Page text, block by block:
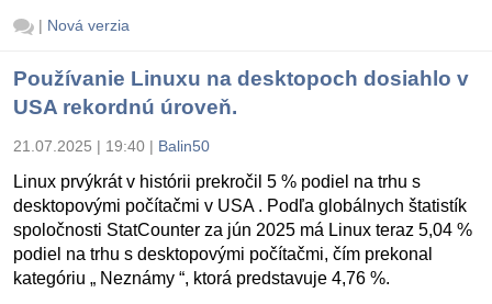
| Nová verzia
Používanie Linuxu na desktopoch dosiahlo v
USA rekordnú úroveň.
21.07.2025 | 19:40 | Balin50
Linux prvýkrát v histórii prekročil 5 % podiel na trhu s
desktopovými počítačmi v USA . Podľa globálnych štatistík
spoločnosti StatCounter za jún 2025 má Linux teraz 5,04 %
podiel na trhu s desktopovými počítačmi, čím prekonal
kategóriu „ Neznámy “, ktorá predstavuje 4,76 %.